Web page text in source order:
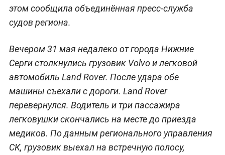
этом сообщила объединённая пресс-служба
судов региона.
Вечером 31 мая недалеко от города Нижние
Серги столкнулись грузовик Volvo и легковой
автомобиль Land Rover. После удара обе
машины съехали с дороги. Land Rover
перевернулся. Водитель и три пассажира
легковушки скончались на месте до приезда
медиков. По данным регионального управления
СК, грузовик выехал на встречную полосу,